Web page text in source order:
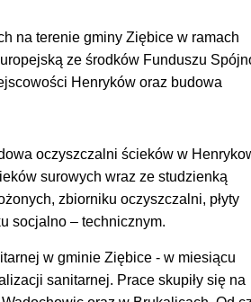
na terenie gminy Ziębice w ramach
ze środków Funduszu
Henryków oraz budowa
oczyszczalni ścieków w
surowych wraz ze studzienką
zbiorniku oczyszczalni, płyty
socjalno – technicznym.
w gminie Ziębice - w miesiącu
sanitarnej. Prace skupiły się na